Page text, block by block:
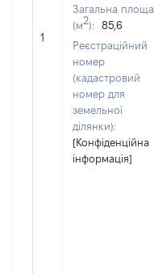
1
Загальна площа
(м2):
85,6
Реєстраційний
номер
(кадастровий
номер для
земельної
ділянки):
[Конфіденційна
інформація]